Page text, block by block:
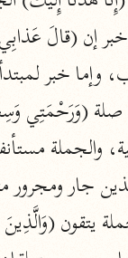
• تليجرام •